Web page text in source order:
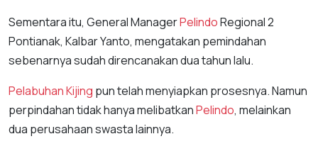
Sementara itu, General ManagerPelindoRegional 2
Pontianak, Kalbar Yanto, mengatakan pemindahan
sebenarnya sudah direncanakan dua tahun lalu.
Pelabuhan Kijing pun telah menyiapkan prosesnya. Namun
perpindahan tidak hanya melibatkanPelindo, melainkan
dua perusahaan swasta lainnya.